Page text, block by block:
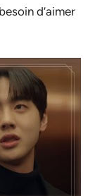
d’aimer